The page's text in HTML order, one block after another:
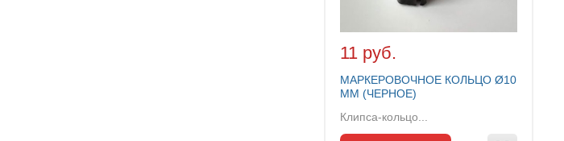
11 руб.
МАРКЕРОВОЧНОЕ КОЛЬЦО Ø10
ММ (ЧЕРНОЕ)
Клипса-кольцо...